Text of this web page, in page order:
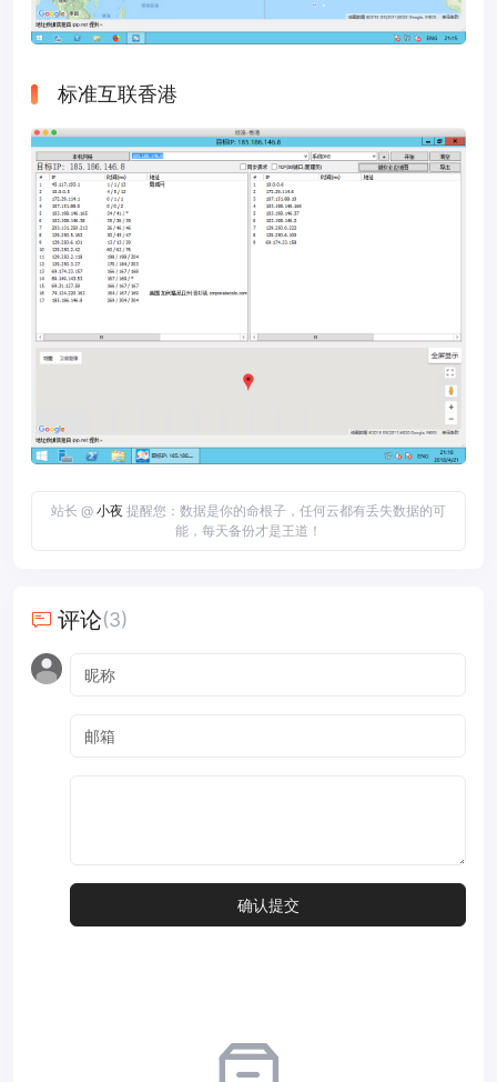
标准互联香港
站长 @ 小夜 提醒您：数据是你的命根子，任何云都有丢失数据的可
能，每天备份才是王道！
评论(3)